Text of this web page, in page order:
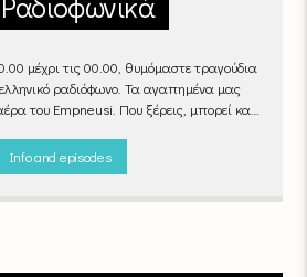
μέχρι τις 00.00, θυμόμαστε τραγούδια
ραδιόφωνο. Τα αγαπημένα μας
του Empneusi. Που ξέρεις, μπορεί και
– 00:00στονEmpneusi 107 FM
Info and episodes